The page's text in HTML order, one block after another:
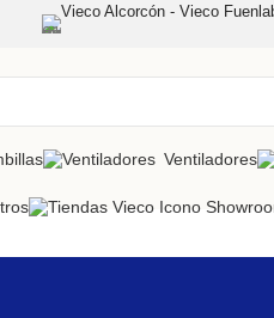
Vieco Alcorcón - Vieco
Ventiladores